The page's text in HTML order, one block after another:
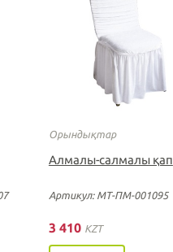
Орындықтар
Алмалы-салмалы қап
Артикул: МТ-ПМ-001095
3 410 KZT